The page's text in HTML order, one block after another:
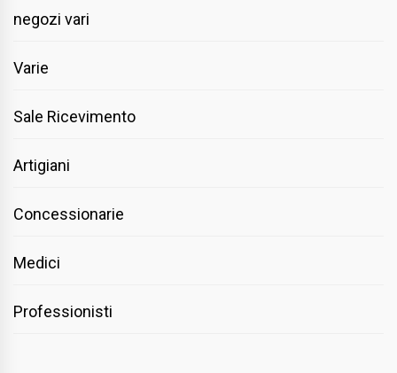
negozi vari
Varie
Sale Ricevimento
Artigiani
Concessionarie
Medici
Professionisti